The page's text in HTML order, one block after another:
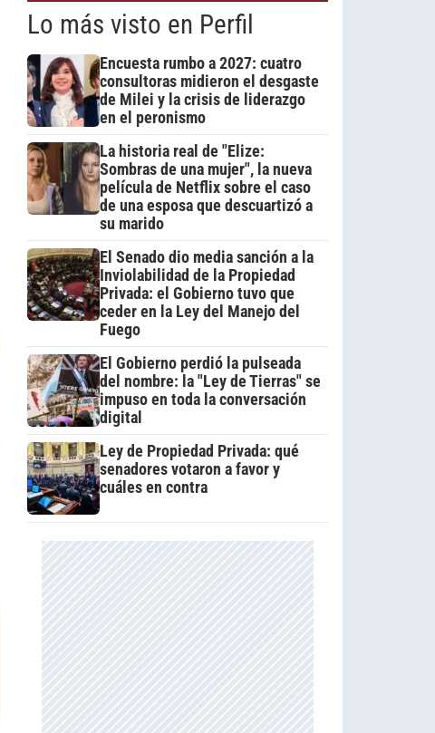
Lo más visto en Perfil
Encuesta rumbo a 2027: cuatro
consultoras midieron el desgaste
de Milei y la crisis de liderazgo
en el peronismo
La historia real de "Elize:
Sombras de una mujer", la nueva
película de Netflix sobre el caso
de una esposa que descuartizó a
su marido
El Senado dio media sanción a la
Inviolabilidad de la Propiedad
Privada: el Gobierno tuvo que
ceder en la Ley del Manejo del
Fuego
El Gobierno perdió la pulseada
del nombre: la "Ley de Tierras" se
impuso en toda la conversación
digital
Ley de Propiedad Privada: qué
senadores votaron a favor y
cuáles en contra